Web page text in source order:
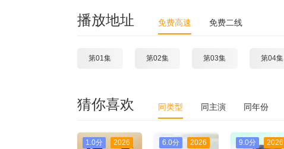
播放地址 免费高速 免费二线
第01集 第02集 第03集 第04集
猜你喜欢 同类型 同主演 同年份
1.0分 2026 6.0分 2026 9.0分 2026